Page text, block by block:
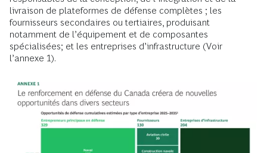
livraison de plateformes de défense complètes ; les
fournisseurs secondaires ou tertiaires, produisant
notamment de l’équipement et de composantes
spécialisées; et les entreprises d’infrastructure (Voir
l’annexe 1).